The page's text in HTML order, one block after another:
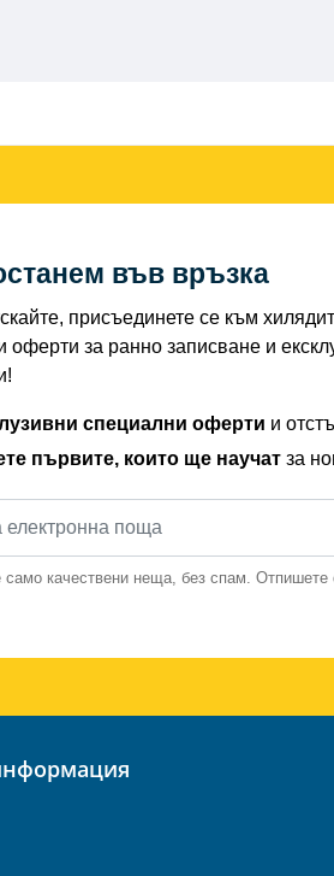
във връзка
присъединете се към
оферти за ранно записване и
специални оферти и
първите, които ще научат за
качествени неща, без спам. Отпишете